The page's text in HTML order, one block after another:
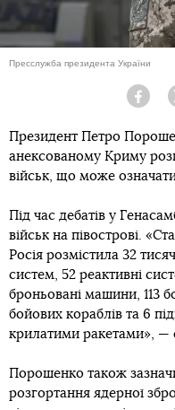
Пресслужба президента України
Президент Петро
анексованому Криму
військ, що може
Під час дебатів у
військ на півострові.
Росія розмістила 32
систем, 52 реактивні
броньовані машини, 113
бойових кораблів та 6
крилатими ракетами», —
Порошенко також
розгортання ядерної